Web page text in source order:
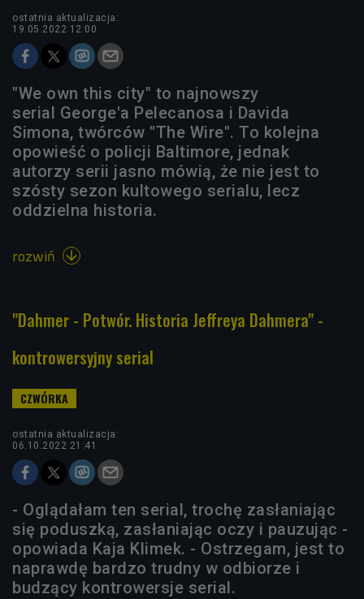
ostatnia aktualizacja:
19.05.2022 12:00
"We own this city" to najnowszy
serial George'a Pelecanosa i Davida
Simona, twórców "The Wire". To kolejna
opowieść o policji Baltimore, jednak
autorzy serii jasno mówią, że nie jest to
szósty sezon kultowego serialu, lecz
oddzielna historia.
rozwiń 
"Dahmer - Potwór. Historia Jeffreya Dahmera" -
kontrowersyjny serial
ostatnia aktualizacja:
06.10.2022 21:41
- Oglądałam ten serial, trochę zasłaniając
się poduszką, zasłaniając oczy i pauzując -
opowiada Kaja Klimek. - Ostrzegam, jest to
naprawdę bardzo trudny w odbiorze i
budzący kontrowersje serial.